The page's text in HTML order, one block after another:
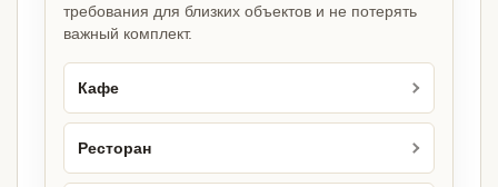
требования для близких объектов и не потерять
важный комплект.
Кафе
Ресторан